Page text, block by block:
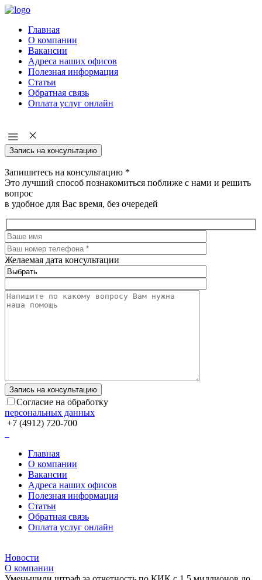
Главная
О компании
Вакансии
Адреса наших офисов
Полезная информация
Статьи
Обратная связь
Оплата услуг онлайн
Запись на консультацию
Запишитесь на консультацию *
Это лучший способ познакомиться поближе с нами и решить
вопрос
в удобное для Вас время, без очередей
Желаемая дата консультации
Согласие на обработку
персональных данных
+7 (4912) 720-700
Главная
О компании
Вакансии
Адреса наших офисов
Полезная информация
Статьи
Обратная связь
Оплата услуг онлайн
Новости
О компании